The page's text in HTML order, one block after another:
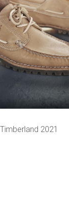
Timberland 2021